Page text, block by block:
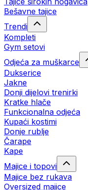
Bešavne tajice
Trendi
Kompleti
Gym setovi
Odjeća za muškarce
Dukserice
Jakne
Donji dijelovi trenirki
Kratke hlače
Funkcionalna odjeća
Kupaći kostimi
Donje rublje
Čarape
Kape
Majice i topovi
Majice bez rukava
Oversized majice